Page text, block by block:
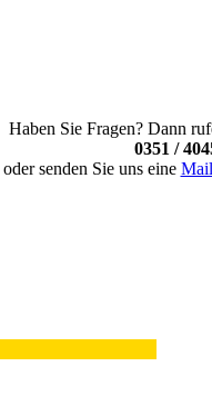
Haben Sie Fragen? Dann
0351 /
oder senden Sie uns eine